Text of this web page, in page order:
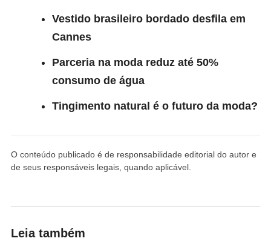
Vestido brasileiro bordado desfila em
Cannes
Parceria na moda reduz até 50%
consumo de água
Tingimento natural é o futuro da moda?
O conteúdo publicado é de responsabilidade editorial do autor e
de seus responsáveis legais, quando aplicável.
Leia também